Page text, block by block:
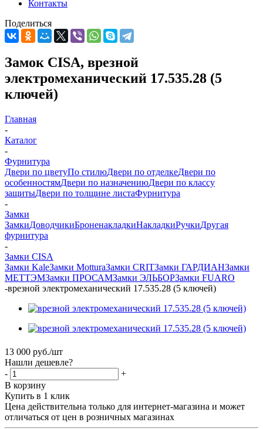
Контакты
Поделиться
Замок CISA, врезной
электромеханический 17.535.28 (5
ключей)
Главная
-
Каталог
-
Фурнитура
Двери по цветуПо стилюДвери по отделкеДвери по
особенностямДвери по назначениюДвери по классу
защитыДвери по толщине листаФурнитура
-
Замки
ЗамкиДоводчикиБроненакладкиНакладкиРучкиДругая
фурнитура
-
Замки CISA
Замки KaleЗамки MotturaЗамки CRITЗамки ГАРДИАНЗамки
МЕТТЭМЗамки ПРОСАМЗамки ЭЛЬБОРЗамки FUARO
-врезной электромеханический 17.535.28 (5 ключей)
13 000 руб./шт
Нашли дешевле?
-
+
В корзину
Купить в 1 клик
Цена действительна только для интернет-магазина и может
отличаться от цен в розничных магазинах